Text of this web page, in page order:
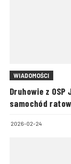
WIADOMOŚCI
Druhowie z
samochód
2026-02-24